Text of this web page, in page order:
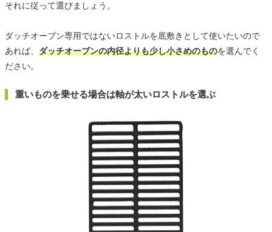
それに従って選びましょう。
ダッチオーブン専用ではないロストルを底敷きとして使いたいので
あれば、 ダッチオーブンの内径よりも少し小さめのものを選んでく
ださい。
重いものを乗せる場合は軸が太いロストルを選ぶ